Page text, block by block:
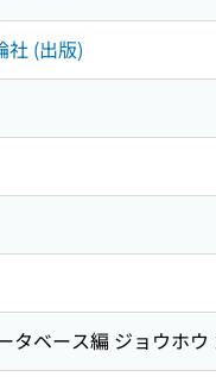
社 (出版)
タベース編 ジョウホ